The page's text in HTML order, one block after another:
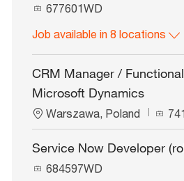
J
b
677601WD
Job available in 8 locations
CRM Manager /
Microsoft Dynamics
L
o
c
a
t
Warszawa, Poland
J
o
I
Service Now Developer
J
684597WD